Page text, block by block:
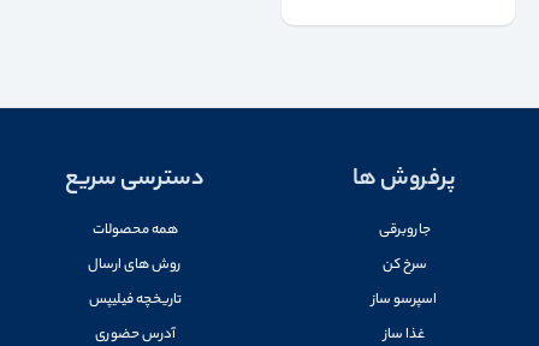
پرفروش ها
جاروبرقی
سرخ کن
اسپرسو ساز
غذا ساز
دسترسی سریع
همه محصولات
روش های ارسال
تاریخچه فیلیپس
آدرس حضوری